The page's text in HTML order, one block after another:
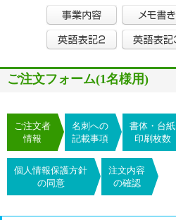
ご注文フォーム(1名様用)
ご注文者
情報
名刺への
記載事項
書体・台紙
印刷枚数
個人情報保護方針
の同意
注文内容
の確認